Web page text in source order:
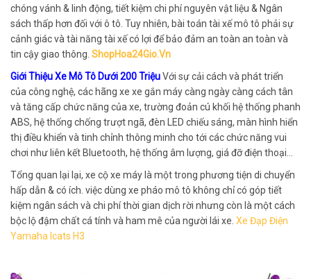
chóng vánh & linh động, tiết kiệm chi phí nguyên vật liệu & Ngân
sách thấp hơn đối với ô tô. Tuy nhiên, bài toán tài xế mô tô phải sự
cảnh giác và tài năng tài xế có lợi để bảo đảm an toàn an toàn và
tin cậy giao thông. ShopHoa24Gio.Vn
Giới Thiệu Xe Mô Tô Dưới 200 TriệuVới sự cải cách và phát triển
của công nghệ, các hãng xe xe gắn máy càng ngày càng cách tân
và tăng cấp chức năng của xe, trường đoản cú khối hệ thống phanh
ABS, hệ thống chống trượt ngã, đèn LED chiếu sáng, màn hình hiển
thị điều khiển và tinh chỉnh thông minh cho tới các chức năng vui
chơi như liên kết Bluetooth, hệ thống âm lượng, giá đỡ điện thoại…
Tổng quan lại lại, xe cộ xe máy là một trong phương tiện di chuyển
hấp dẫn & có ích. việc dùng xe pháo mô tô không chỉ có góp tiết
kiệm ngân sách và chi phí thời gian dịch rời nhưng còn là một cách
bộc lộ đậm chất cá tính và ham mê của người lái xe. Xe Đạp Điện
Yamaha Icats H3